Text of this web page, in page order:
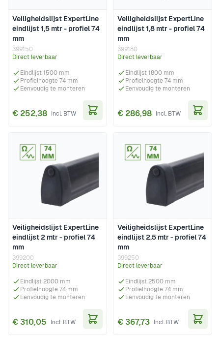
Veiligheidslijst ExpertLine
eindlijst 1,5 mtr - profiel 74
mm
399150
Direct leverbaar
Eindlijst 1500 mm
Profielhoogte 74 mm
Eenvoudig te monteren
€ 252,38
Veiligheidslijst ExpertLine
eindlijst 1,8 mtr - profiel 74
mm
399180
Direct leverbaar
Eindlijst 1800 mm
Profielhoogte 74 mm
Eenvoudig te monteren
€ 286,98
Veiligheidslijst ExpertLine
eindlijst 2 mtr - profiel 74
mm
399200
Direct leverbaar
Eindlijst 2000 mm
Profielhoogte 74 mm
Eenvoudig te monteren
€ 310,05
Veiligheidslijst ExpertLine
eindlijst 2,5 mtr - profiel 74
mm
399250
Direct leverbaar
Eindlijst 2500 mm
Profielhoogte 74 mm
Eenvoudig te monteren
€ 367,73